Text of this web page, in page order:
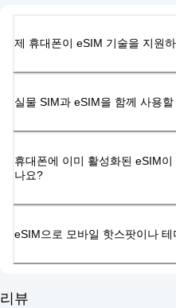
제 휴대폰이 eSIM 기술을 지원
실물 SIM과 eSIM을 함께 사용
휴대폰에 이미 활성화된 eSIM
나요?
eSIM으로 모바일 핫스팟이나
리뷰